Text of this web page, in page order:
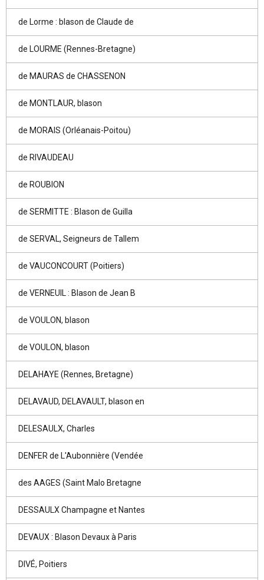
de Lorme : blason de Claude de
de LOURME (Rennes-Bretagne)
de MAURAS de CHASSENON
de MONTLAUR, blason
de MORAIS (Orléanais-Poitou)
de RIVAUDEAU
de ROUBION
de SERMITTE : Blason de Guilla
de SERVAL, Seigneurs de Tallem
de VAUCONCOURT (Poitiers)
de VERNEUIL : Blason de Jean B
de VOULON, blason
de VOULON, blason
DELAHAYE (Rennes, Bretagne)
DELAVAUD, DELAVAULT, blason en
DELESAULX, Charles
DENFER de L'Aubonnière (Vendée
des AAGES (Saint Malo Bretagne
DESSAULX Champagne et Nantes
DEVAUX : Blason Devaux à Paris
DIVÉ, Poitiers